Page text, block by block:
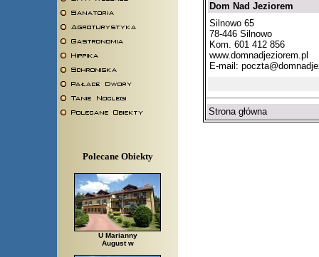
Polecane Obiekty
U Marianny
August w
Dom Nad Jeziorem
Silnowo 65
78-446 Silnowo
Kom. 601 412 856
www.domnadjeziorem.pl
E-mail:
Strona główna